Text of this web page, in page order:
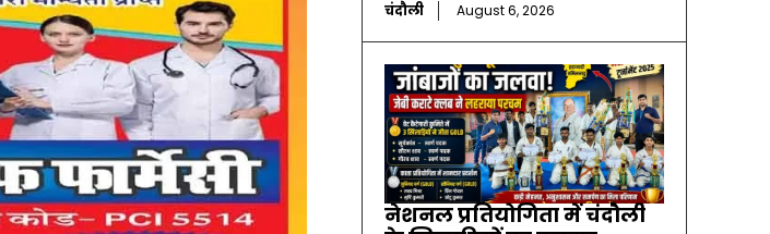
चंदौली August 6, 2026
नेशनल प्रतियोगिता में चंदौली